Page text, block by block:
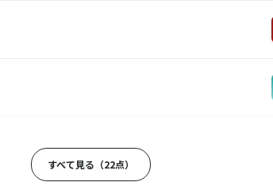
すべて見る（22点）